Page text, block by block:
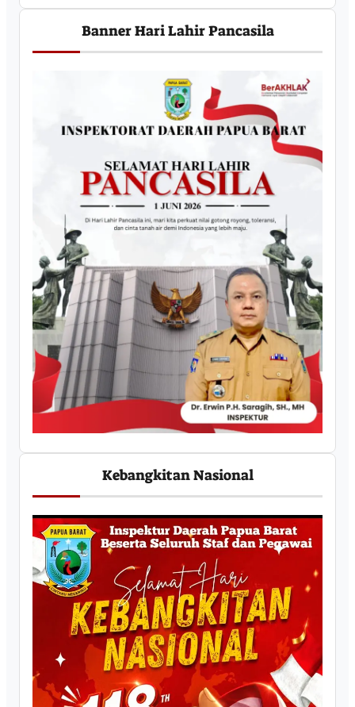
a
Banner Hari Lahir Pancasila
Kebangkitan Nasional